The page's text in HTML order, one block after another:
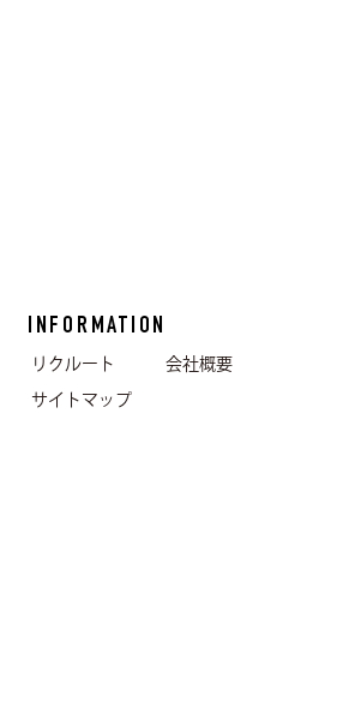
INFORMATION
リクルート 会社概要
サイトマップ